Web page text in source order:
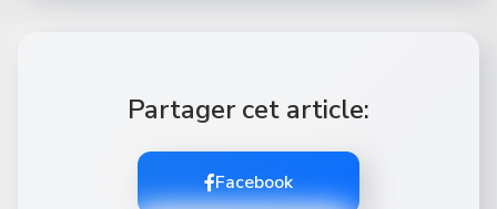
Partager cet article:
Facebook